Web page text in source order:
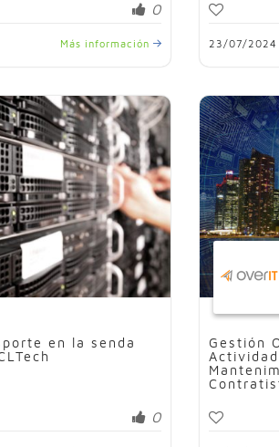
0
Más información 23/07/2024
en la senda
0
Gestión